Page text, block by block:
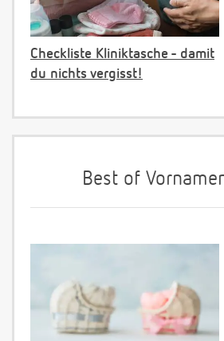
Checkliste Kliniktasche - damit
du nichts vergisst!
Best of